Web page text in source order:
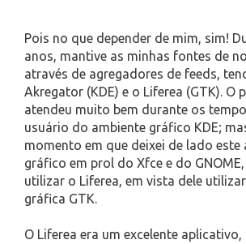
Pois no que depender de mim, sim!
anos, mantive as minhas fontes de
através de agregadores de feeds,
Akregator (KDE) e o Liferea (GTK). O
atendeu muito bem durante os
usuário do ambiente gráfico KDE;
momento em que deixei de lado este
gráfico em prol do Xfce e do
utilizar o Liferea, em vista dele
gráfica GTK.
O Liferea era um excelente